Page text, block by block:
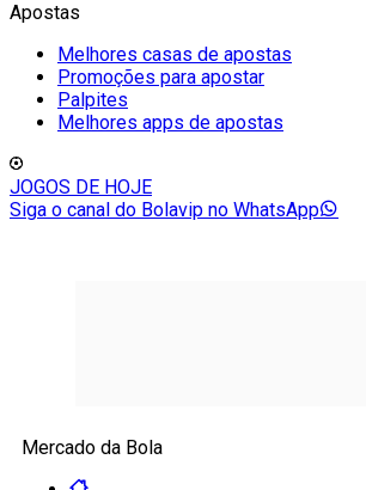
Apostas
Melhores casas de apostas
Promoções para apostar
Palpites
Melhores apps de apostas
JOGOS DE HOJE
Siga o canal do Bolavip no WhatsApp
Mercado da Bola